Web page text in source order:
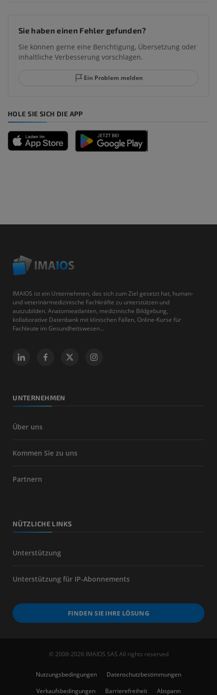
Sie haben einen Fehler gefunden?
Sie können gerne eine Berichtigung, Übersetzung oder
inhaltliche Verbesserung vorschlagen.
Ein Problem melden
HOLE SIE SICH DIE APP
IMAIOS ist ein Unternehmen, das sich zum Ziel gesetzt hat, human-
und veterinärmedizinische Fachkräfte zu unterstützen und
auszubilden. Anatomieatlanten, medizinische Bildgebung,
kollaborative Datenbank mit klinischen Fällen, Online-Kurse für
Fachleute im Gesundheitswesen...
UNTERNEHMEN
Über uns
Kommen Sie zu uns
Partnern
NÜTZLICHE LINKS
Unterstützung
Unterstützung für IP-Abonnements
FINDEN SIE IHRE LÖSUNG
© 2008-2026 IMAIOS SAS All rights reserved
Nutzungsbedingungen
Datenschutzbestimmungen
Verkaufsbedingungen
Barrierefreiheit Abspann